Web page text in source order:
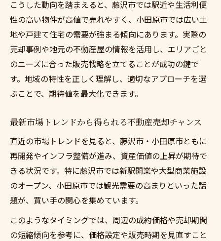
こうした動向を踏まえると、藤沢市では駅近や生活利便
性の高い物件が高値で売れやすく、小田原市では広い土
地や戸建て住宅の需要が強まる傾向にあります。実際の
売却事例や地元の不動産屋の情報を活用し、エリアごと
のニーズに合った販売戦略を立てることが成功の鍵で
す。地域の特性を正しく理解し、適切なアプローチを選
ぶことで、期待値を最大化できます。
最新市場トレンドから得られる不動産売却チャンス
直近の市場トレンドを見ると、藤沢市・小田原市ともに
再開発やインフラ整備が進み、資産価値の上昇が期待で
きる状況です。特に藤沢市では新駅開業や大型商業施設
のオープン、小田原市では観光需要の高まりといった話
題が、買い手の関心を集めています。
このようなタイミングでは、周辺の成約価格や売却期間
の短縮傾向を参考に、価格設定や販売時期を見直すこと